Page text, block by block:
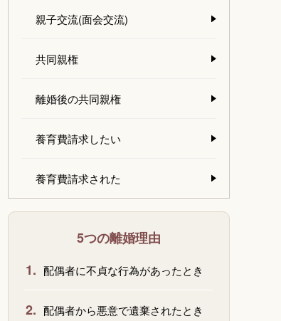
親子交流(面会交流)
共同親権
離婚後の共同親権
養育費請求したい
養育費請求された
5つの離婚理由
1. 配偶者に不貞な行為があったとき
2. 配偶者から悪意で遺棄されたとき